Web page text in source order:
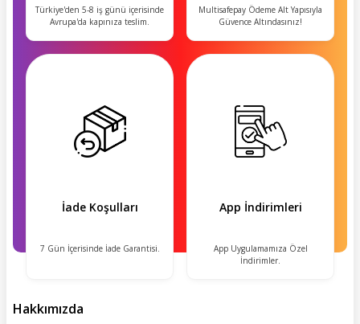
Türkiye'den 5-8 iş günü içerisinde
Avrupa'da kapınıza teslim.
Multisafepay Ödeme Alt Yapısıyla
Güvence Altındasınız!
İade Koşulları
7 Gün İçerisinde İade Garantisi.
App İndirimleri
App Uygulamamıza Özel
İndirimler.
Hakkımızda